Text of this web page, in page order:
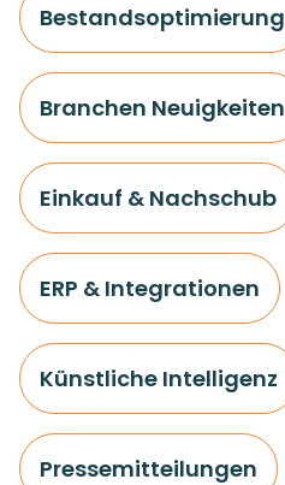
Bestandsoptimierung
Branchen Neuigkeiten
Einkauf & Nachschub
ERP & Integrationen
Künstliche Intelligenz
Pressemitteilungen